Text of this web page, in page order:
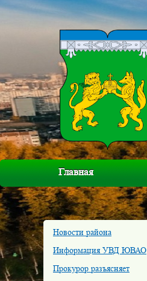
Главная
Новости района
Информация УВД ЮВАО
Прокурор разъясняет